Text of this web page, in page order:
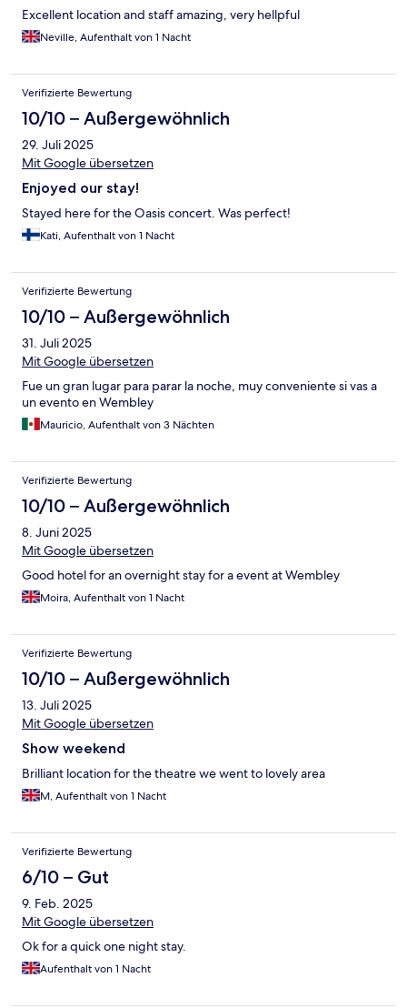
Excellent location and staff amazing, very hellpful
Neville, Aufenthalt von 1 Nacht
Verifizierte Bewertung
10/10 – Außergewöhnlich
29. Juli 2025
Mit Google übersetzen
Enjoyed our stay!
Stayed here for the Oasis concert. Was perfect!
Kati, Aufenthalt von 1 Nacht
Verifizierte Bewertung
10/10 – Außergewöhnlich
31. Juli 2025
Mit Google übersetzen
Fue un gran lugar para parar la noche, muy conveniente si vas a
un evento en Wembley
Mauricio, Aufenthalt von 3 Nächten
Verifizierte Bewertung
10/10 – Außergewöhnlich
8. Juni 2025
Mit Google übersetzen
Good hotel for an overnight stay for a event at Wembley
Moira, Aufenthalt von 1 Nacht
Verifizierte Bewertung
10/10 – Außergewöhnlich
13. Juli 2025
Mit Google übersetzen
Show weekend
Brilliant location for the theatre we went to lovely area
M, Aufenthalt von 1 Nacht
Verifizierte Bewertung
6/10 – Gut
9. Feb. 2025
Mit Google übersetzen
Ok for a quick one night stay.
Aufenthalt von 1 Nacht